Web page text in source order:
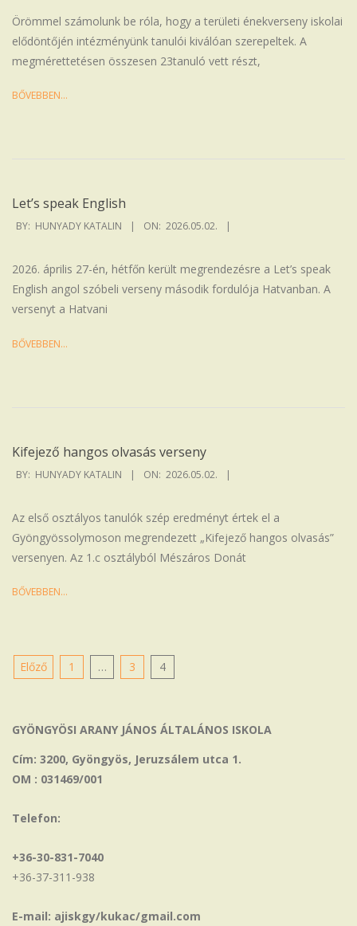
04
Örömmel számolunk be róla, hogy a területi énekverseny iskolai
elődöntőjén intézményünk tanulói kiválóan szerepeltek. A
megmérettetésen összesen 23tanuló vett részt,
BŐVEBBEN…
Let’s speak English
2026-
BY: HUNYADY KATALIN ON: 2026.05.02.
2026. április 27-én, hétfőn került megrendezésre a Let’s speak
English angol szóbeli verseny második fordulója Hatvanban. A
versenyt a Hatvani
BŐVEBBEN…
Kifejező hangos olvasás verseny
2026-
BY: HUNYADY KATALIN ON: 2026.05.02.
Az első osztályos tanulók szép eredményt értek el a
Gyöngyössolymoson megrendezett „Kifejező hangos olvasás”
versenyen. Az 1.c osztályból Mészáros Donát
BŐVEBBEN…
Bejegyzések
lapozása
Előző 1 … 3 4
GYÖNGYÖSI ARANY JÁNOS ÁLTALÁNOS ISKOLA
Cím: 3200, Gyöngyös, Jeruzsálem utca 1.
OM : 031469/001
Telefon:
+36-30-831-7040
+36-37-311-938
E-mail: ajiskgy/kukac/gmail.com